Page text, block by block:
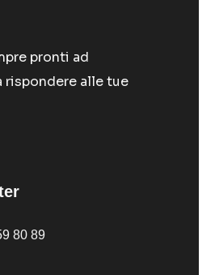
pronti ad
rispondere alle tue
80 89